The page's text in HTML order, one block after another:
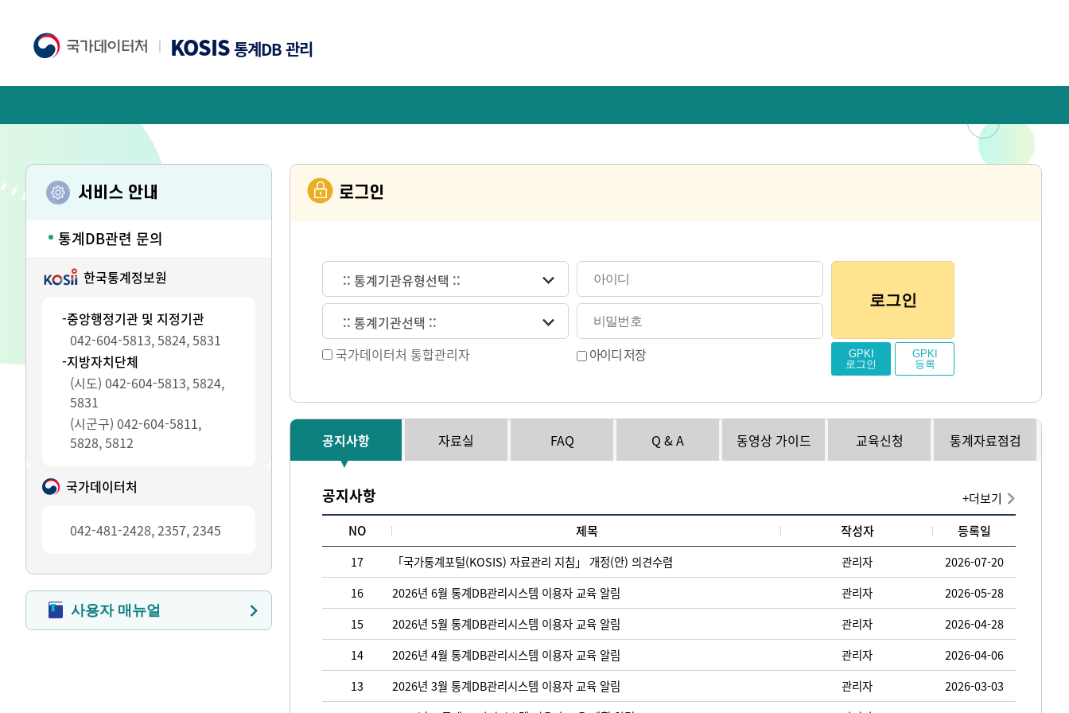
KOSIS통계DB 관리
서비스 안내
통계DB관련 문의
한국통계정보원
-중앙행정기관 및 지정기관
042-604-5813, 5824, 5831
-지방자치단체
(시도) 042-604-5813, 5824,
5831
(시군구) 042-604-5811,
5828, 5812
국가데이터처
042-481-2428, 2357, 2345
사용자 매뉴얼
로그인
:: 통계기관유형선택 ::
:: 통계기관선택 ::
국가데이터처 통합관리자
아이디 저장
로그인
GPKI
로그인
GPKI
등록
공지사항 자료실 FAQ Q & A 동영상 가이드 교육신청 통계자료점검
+더보기
공지사항
NO 제목 작성자 등록일
17 「국가통계포털(KOSIS) 자료관리 지침」 개정(안) 의견수렴 관리자
2026-07-20
16
2026년 6월 통계DB관리시스템 이용자 교육 알림 관리자
2026-05-28
15
2026년 5월 통계DB관리시스템 이용자 교육 알림 관리자
2026-04-28
14
2026년 4월 통계DB관리시스템 이용자 교육 알림 관리자
2026-04-06
13
2026년 3월 통계DB관리시스템 이용자 교육 알림 관리자
2026-03-03